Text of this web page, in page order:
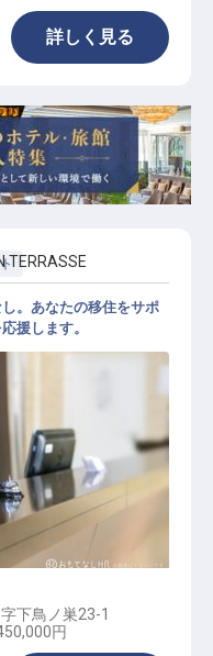
詳しく見る
フ
TERRASSE
。あなたの移住をサポ
援します。
下鳥ノ巣23-1
円